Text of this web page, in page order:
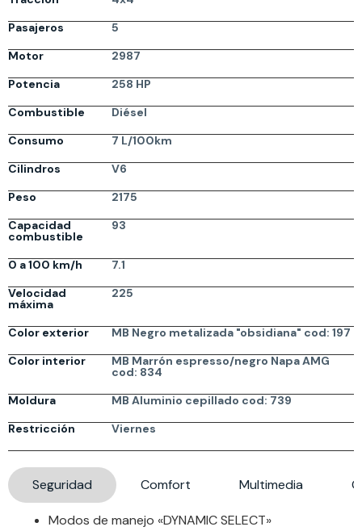
Pasajeros
5
Motor
2987
Potencia
258 HP
Combustible
Diésel
Consumo
7 L/100km
Cilindros
V6
Peso
2175
Capacidad
combustible
93
0 a 100 km/h
7.1
Velocidad
máxima
225
Color exterior
MB Negro metalizada "obsidiana" cod: 197
Color interior
MB Marrón espresso/negro Napa AMG
cod: 834
Moldura
MB Aluminio cepillado cod: 739
Restricción
Viernes
Seguridad Comfort Multimedia
Modos de manejo «DYNAMIC SELECT»